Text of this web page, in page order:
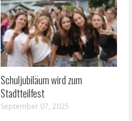
Schuljubiläum wird zum
Stadtteilfest
September 07, 2025